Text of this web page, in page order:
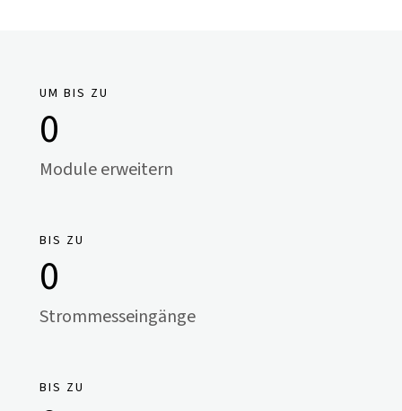
UM BIS ZU
0
Module erweitern
BIS ZU
0
Strommesseingänge
BIS ZU